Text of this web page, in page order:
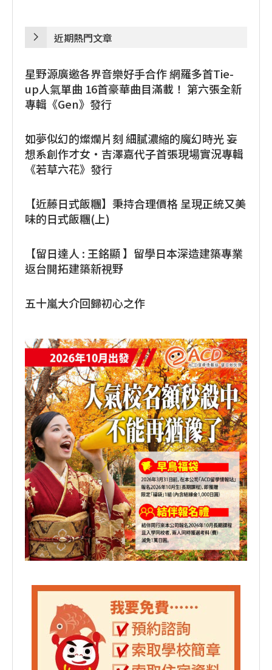
近期熱門文章
星野源廣邀各界音樂好手合作 網羅多首Tie-
up人氣單曲 16首豪華曲目滿載！ 第六張全新
專輯《Gen》發行
如夢似幻的燦爛片刻 細膩濃縮的魔幻時光 妄
想系創作才女・吉澤嘉代子首張現場實況專輯
《若草六花》發行
【近藤日式飯糰】秉持合理價格 呈現正統又美
味的日式飯糰(上)
【留日達人 : 王銘顯 】留學日本深造建築專業
返台開拓建築新視野
五十嵐大介回歸初心之作